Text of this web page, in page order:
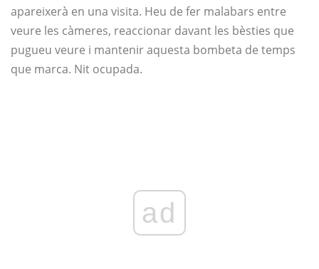
apareixerà en una visita. Heu de fer malabars entre
veure les càmeres, reaccionar davant les bèsties que
pugueu veure i mantenir aquesta bombeta de temps
que marca. Nit ocupada.
ad